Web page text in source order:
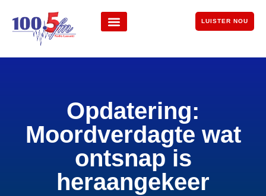
LUISTER NOU
Opdatering:
Moordverdagte wat
ontsnap is
heraangekeer